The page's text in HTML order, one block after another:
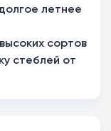
летнее
сортов
стеблей от